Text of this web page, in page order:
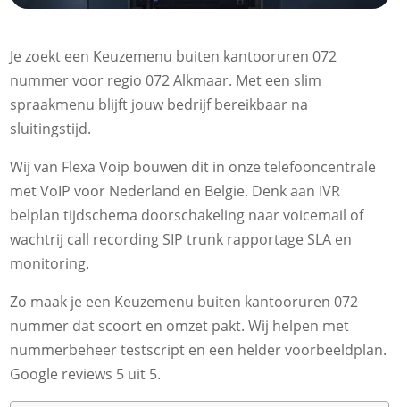
Je zoekt een Keuzemenu buiten kantooruren 072
nummer voor regio 072 Alkmaar. Met een slim
spraakmenu blijft jouw bedrijf bereikbaar na
sluitingstijd.
Wij van Flexa Voip bouwen dit in onze telefooncentrale
met VoIP voor Nederland en Belgie. Denk aan IVR
belplan tijdschema doorschakeling naar voicemail of
wachtrij call recording SIP trunk rapportage SLA en
monitoring.
Zo maak je een Keuzemenu buiten kantooruren 072
nummer dat scoort en omzet pakt. Wij helpen met
nummerbeheer testscript en een helder voorbeeldplan.
Google reviews 5 uit 5.